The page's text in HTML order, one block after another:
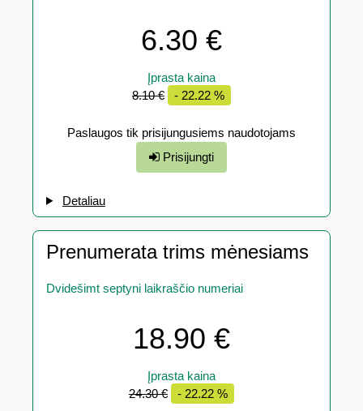
6.30 €
Įprasta kaina
8.10 €
- 22.22 %
Paslaugos tik prisijungusiems naudotojams
Prisijungti
Detaliau
Prenumerata trims mėnesiams
Dvidešimt septyni laikraščio numeriai
18.90 €
Įprasta kaina
24.30 €
- 22.22 %